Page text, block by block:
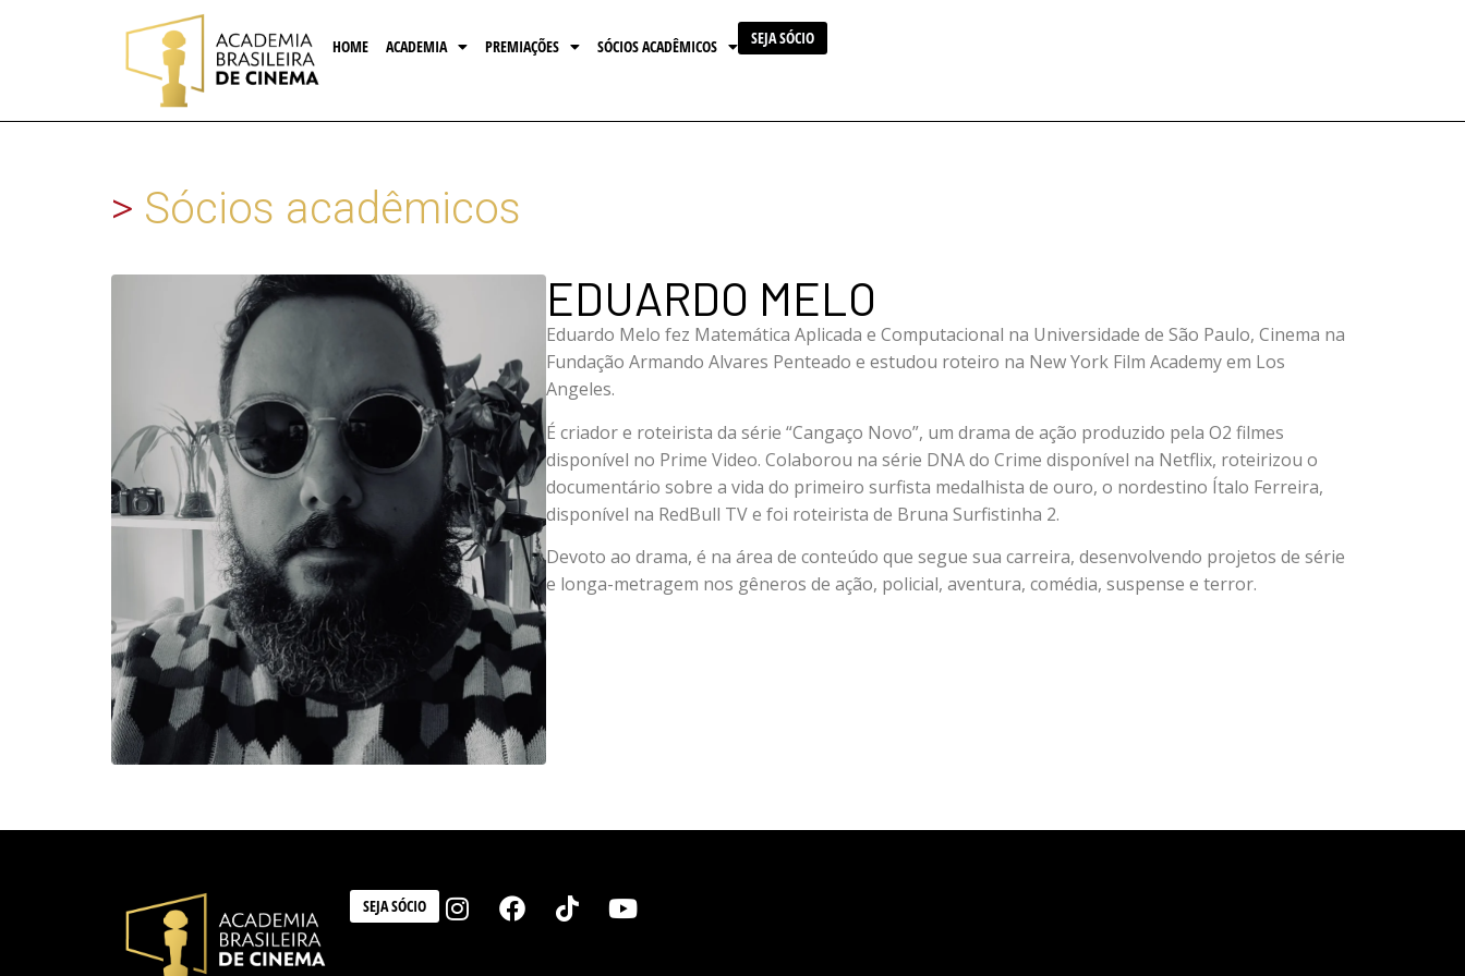
HOME ACADEMIA PREMIAÇÕES SÓCIOS ACADÊMICOS SEJA SÓCIO
> Sócios acadêmicos
EDUARDO MELO
Eduardo Melo fez Matemática Aplicada e Computacional na Universidade de São Paulo, Cinema na
Fundação Armando Alvares Penteado e estudou roteiro na New York Film Academy em Los
Angeles.
É criador e roteirista da série “Cangaço Novo”, um drama de ação produzido pela O2 filmes
disponível no Prime Video. Colaborou na série DNA do Crime disponível na Netflix, roteirizou o
documentário sobre a vida do primeiro surfista medalhista de ouro, o nordestino Ítalo Ferreira,
disponível na RedBull TV e foi roteirista de Bruna Surfistinha 2.
Devoto ao drama, é na área de conteúdo que segue sua carreira, desenvolvendo projetos de série
e longa-metragem nos gêneros de ação, policial, aventura, comédia, suspense e terror.
SEJA SÓCIO